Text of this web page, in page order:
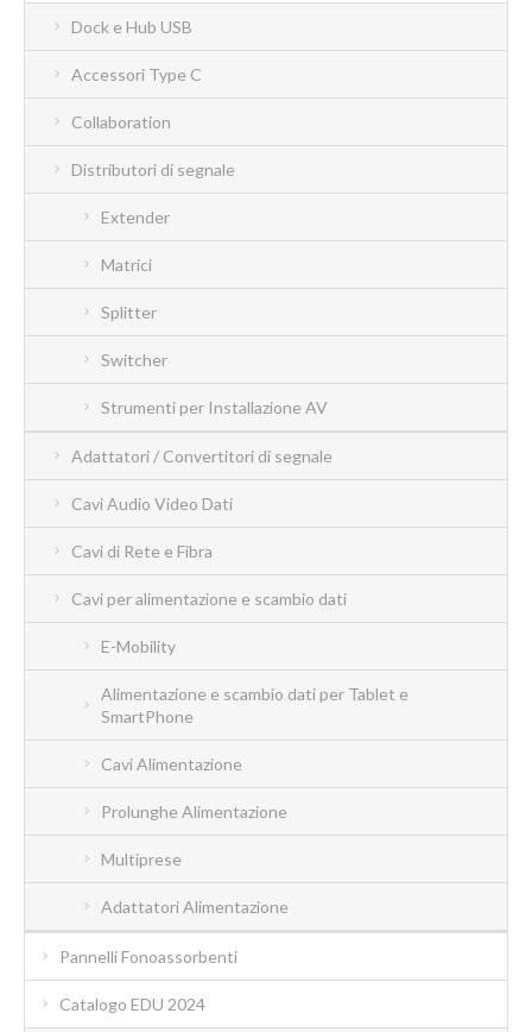
Dock e Hub USB
Accessori Type C
Collaboration
Distributori di segnale
Extender
Matrici
Splitter
Switcher
Strumenti per Installazione AV
Adattatori / Convertitori di segnale
Cavi Audio Video Dati
Cavi di Rete e Fibra
Cavi per alimentazione e scambio dati
E-Mobility
Alimentazione e scambio dati per Tablet e
SmartPhone
Cavi Alimentazione
Prolunghe Alimentazione
Multiprese
Adattatori Alimentazione
Pannelli Fonoassorbenti
Catalogo EDU 2024